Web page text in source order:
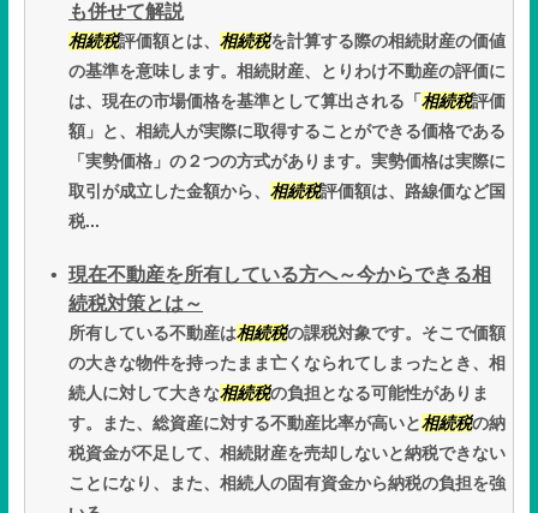
も併せて解説
相続税評価額とは、 相続税を計算する際の相続財産の価値
の基準を意味します。相続財産、とりわけ不動産の評価に
は、現在の市場価格を基準として算出される「 相続税評価
額」と、相続人が実際に取得することができる価格である
「実勢価格」の２つの方式があります。実勢価格は実際に
取引が成立した金額から、 相続税評価額は、路線価など国
税...
現在不動産を所有している方へ～今からできる相
続税対策とは～
所有している不動産は相続税の課税対象です。そこで価額
の大きな物件を持ったまま亡くなられてしまったとき、相
続人に対して大きな相続税の負担となる可能性がありま
す。また、総資産に対する不動産比率が高いと相続税の納
税資金が不足して、相続財産を売却しないと納税できない
ことになり、また、相続人の固有資金から納税の負担を強